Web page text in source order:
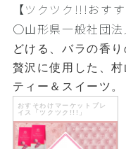
【ツクツク!!!おす
〇山形県一般社団
どける、バラの香
贅沢に使用した、
ティー＆スイーツ。
おすそわけマーケットプレ
イス「ツクツク!!!」